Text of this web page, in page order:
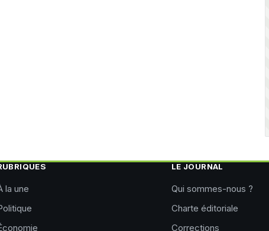
la une
LE JOURNAL
Qui sommes-nous ?
Charte éditoriale
Corrections